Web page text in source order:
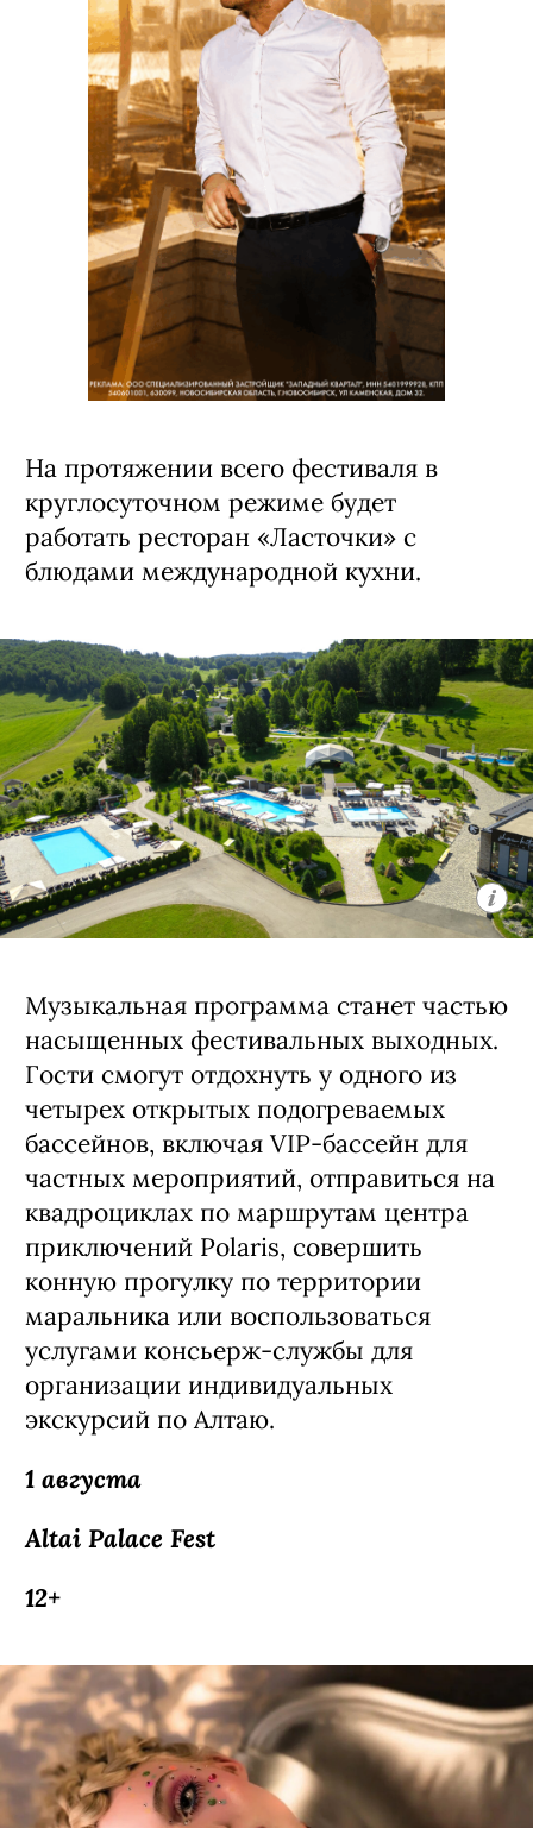
На протяжении всего фестиваля в
круглосуточном режиме будет
работать ресторан «Ласточки» с
блюдами международной кухни.
Музыкальная программа станет частью
насыщенных фестивальных выходных.
Гости смогут отдохнуть у одного из
четырех открытых подогреваемых
бассейнов, включая VIP-бассейн для
частных мероприятий, отправиться на
квадроциклах по маршрутам центра
приключений Polaris, совершить
конную прогулку по территории
маральника или воспользоваться
услугами консьерж-службы для
организации индивидуальных
экскурсий по Алтаю.
1 августа
Altai Palace Fest
12+